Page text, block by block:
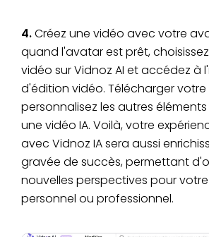
4.Créez une vidéo avec votre
quand l'avatar est prêt,
vidéo sur Vidnoz AI et accédez à
d'édition vidéo. Télécharger
personnalisez les autres
une vidéo IA. Voilà, votre
avec Vidnoz IA sera aussi
gravée de succès, permettant
nouvelles perspectives pour
personnel ou professionnel.